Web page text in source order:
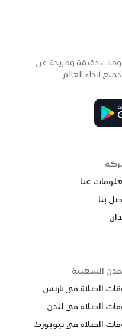
دقيقة ومريحة عن
أنحاء العالم.
عنا
بنا
الشعبية
الصلاة في باريس
الصلاة في لندن
الصلاة في نيويورك